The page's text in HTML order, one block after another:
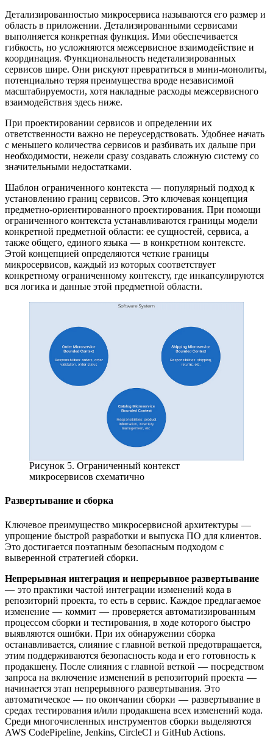
Детализированностью микросервиса называются его размер и
область в приложении. Детализированными сервисами
выполняется конкретная функция. Ими обеспечивается
гибкость, но усложняются межсервисное взаимодействие и
координация. Функциональность недетализированных
сервисов шире. Они рискуют превратиться в мини-монолиты,
потенциально теряя преимущества вроде независимой
масштабируемости, хотя накладные расходы межсервисного
взаимодействия здесь ниже.
При проектировании сервисов и определении их
ответственности важно не переусердствовать. Удобнее начать
с меньшего количества сервисов и разбивать их дальше при
необходимости, нежели сразу создавать сложную систему со
значительными недостатками.
Шаблон ограниченного контекста — популярный подход к
установлению границ сервисов. Это ключевая концепция
предметно-ориентированного проектирования. При помощи
ограниченного контекста устанавливаются границы модели
конкретной предметной области: ее сущностей, сервиса, а
также общего, единого языка — в конкретном контексте.
Этой концепцией определяются четкие границы
микросервисов, каждый из которых соответствует
конкретному ограниченному контексту, где инкапсулируются
вся логика и данные этой предметной области.
Рисунок 5. Ограниченный контекст
микросервисов схематично
Развертывание и сборка
Ключевое преимущество микросервисной архитектуры —
упрощение быстрой разработки и выпуска ПО для клиентов.
Это достигается поэтапным безопасным подходом с
выверенной стратегией сборки.
Непрерывная интеграция и непрерывное развертывание
— это практики частой интеграции изменений кода в
репозиторий проекта, то есть в сервис. Каждое предлагаемое
изменение — коммит — проверяется автоматизированным
процессом сборки и тестирования, в ходе которого быстро
выявляются ошибки. При их обнаружении сборка
останавливается, слияние с главной веткой предотвращается,
этим поддерживаются безопасность кода и его готовность к
продакшену. После слияния с главной веткой — посредством
запроса на включение изменений в репозиторий проекта —
начинается этап непрерывного развертывания. Это
автоматическое — по окончании сборки — развертывание в
средах тестирования и/или продакшена всех изменений кода.
Среди многочисленных инструментов сборки выделяются
AWS CodePipeline, Jenkins, CircleCI и GitHub Actions.